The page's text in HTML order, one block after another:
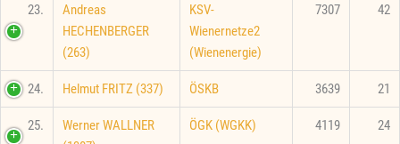
23.
Andreas
HECHENBERGER
(263)
KSV-
Wienernetze2
(Wienenergie)
7307 42
24. Helmut FRITZ (337) ÖSKB 3639 21
25.
Werner WALLNER
ÖGK (WGKK) 4119 24